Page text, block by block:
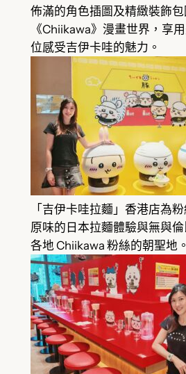
佈滿的角色插圖及精緻裝飾
《Chiikawa》漫畫世界，享
位感受吉伊卡哇的魅力。
「吉伊卡哇拉麵」香港店為
原味的日本拉麵體驗與無與
各地 Chiikawa 粉絲的朝聖地。